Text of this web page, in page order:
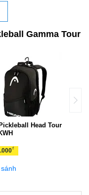
Gamma Tour
Head Tour
₫